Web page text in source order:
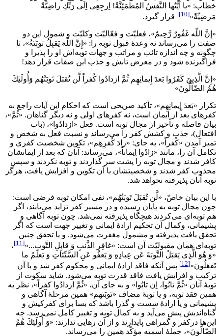
خطاب: «يا اَيَّتُها النَّفسُ المُطمَئِنَّةُ! اِرجِعِى اِلَى رَبِّكِ راضِيَّةً
مَرضِيِّةً»[10] قرار گيرد.
«إِنَّ اللّه غَفُورٌ رَّحِيمٌ»، فعليّت و فعّاليّت وكليّت و شمول اين دو
صفت را مى‌رساند نه وعدۀ قبول توبه را: «إِنَّ اللّهَ يَقبِلُ توبَتَةُ»، تا
چگونه و چه اندازه تائب و مراتب و جهات توبه‌اش او را پذيرا و
فراگيرنده شود و در معرض تابش و جذب اين صفات قرار دهد!
«إِنَّ الَّذِينَ كَفَرُوا بَعدَ إِيمانِهِم ثُمَّ ازدادُوا كُفراً لَّن تُقبَلَ تَوبَتُهُم وَأُولَئِكَ
هُمُ الضّآلُّونَ»
تكرار «بَعدَ إِيمانِهِم»، تأكيد صريحى است كه احكام اين آيات راجع به
كفرهاى‌ بعد از ايمان است، نه كفرهاى اولى و نه ديگر گناهان. «ثُمَّ»،
بيان فاصله و تأخير از مجال توبه است. فعل «ازدادُوا»، (باب
افتعال)، جذب و كشش كفر را مى‌رساند و نسبت فعل به شخص و
تميز آمدن «كُفراً»، به جاى: «زادَ كُفرِهِم»، تكوين شخصيت كفرى و
تكامل آن را، مانند «زادُوا اِيماناً»، مى‌رساند: آنان كه بعد از ايمانشان
كافر شدند و مجال توبه را پشت سر گذاردند و توبه نكردند و سپس
مجذوب كفر شدند و شخصيتشان با آن تكوين و افزايش يافت، هرگز
توبه آنان پذيرفته نخواهد شد.
با اين بيان خاصّ، «لَّن تُقبَلَ تَوبَتُهُم»، نفى امكان توبه فرضى است:
چون مجال توبه به پايان رسيده و در مسير كفر تزايد مى‌يابند، اگر
هم توبه‌اى مى‌كردند هيچگاه پذيرفته نمى‌شد. چون توبه آگاهى و
پشيمانى، وكمال آن تحكيم ارادۀ ايمانى و تغيير جهت است كه اگر
تحقق يافت پذيرفته و مشمول مغفرت مى‌شود. و يا تحقق چنين
توبه‌اى همان مقبوليّت آن است: «غافِرِ الذَّنبِ وَ قابِلِ التَّوبِ...»[11]
،
«وَ هُوَ الَّذِى يَقبَلُ التَّوبَةَ عَن عِبادِهِ وَ يَعفُو عَنِ السَّيِّئاتِ وَ يَعلَمُ ما
تَفعَلُونَ»[12]
پس آنكه فاقد ارادۀ ايمانى و محكوم كفر شد و با آن
تركيب و افزايش يافت فاقد قدرت توبه مى‌شود. شايد سكوت از
توبۀ آنان «ثُمَّ تابُوا، اِن تابُوا» و به جاى آن، «ثُمَّ ازدادُوا كفراً»، نظر به
همين فقد توبه، و يا توبۀ مضاف «تَوبَتهم» همين مرحلۀ آگاهى و
پشيمانى و يا ارادۀ سست و گذرا باشد كه بسا براى كفركيش و
گناه‌انديش پيش مى‌آيد و به كمال توبه و تغيير كامل نمى‌رسد. چه
اين‌ها دركفر و گمراهى پايدارند و از آن رهايى ندارند: «وَ أُولَئِكَ هُمُ
الضّالُّونَ»، جملۀ اسميه مؤكَّد همين را مى‌رساند.